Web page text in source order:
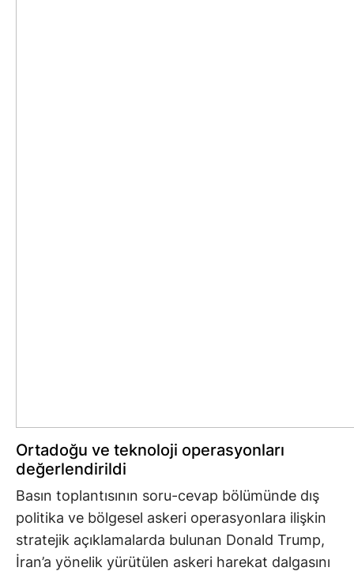
Ortadoğu ve teknoloji operasyonları
değerlendirildi
Basın toplantısının soru-cevap bölümünde dış
politika ve bölgesel askeri operasyonlara ilişkin
stratejik açıklamalarda bulunan Donald Trump,
İran’a yönelik yürütülen askeri harekat dalgasını